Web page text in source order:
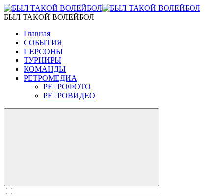
БЫЛ ТАКОЙ ВОЛЕЙБОЛ
Главная
СОБЫТИЯ
ПЕРСОНЫ
ТУРНИРЫ
КОМАНДЫ
РЕТРОМЕДИА
РЕТРОФОТО
РЕТРОВИДЕО